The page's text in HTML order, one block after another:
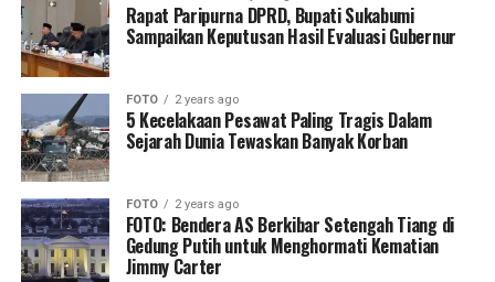
Rapat Paripurna DPRD, Bupati Sukabumi
Sampaikan Keputusan Hasil Evaluasi Gubernur
FOTO 2 years ago
5 Kecelakaan Pesawat Paling Tragis Dalam
Sejarah Dunia Tewaskan Banyak Korban
FOTO 2 years ago
FOTO: Bendera AS Berkibar Setengah Tiang di
Gedung Putih untuk Menghormati Kematian
Jimmy Carter